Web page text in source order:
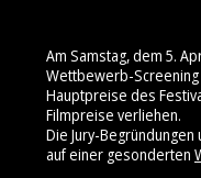
Am Samstag, dem 5.
Wettbewerb-
Hauptpreise des
Filmpreise verliehen.
Die Jury-
auf einer gesonderten